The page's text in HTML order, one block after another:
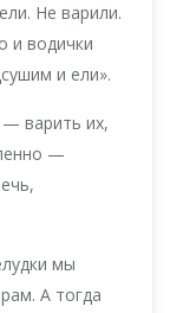
Не варили.
и водички
и ели».
варить их,
—
мы
А тогда